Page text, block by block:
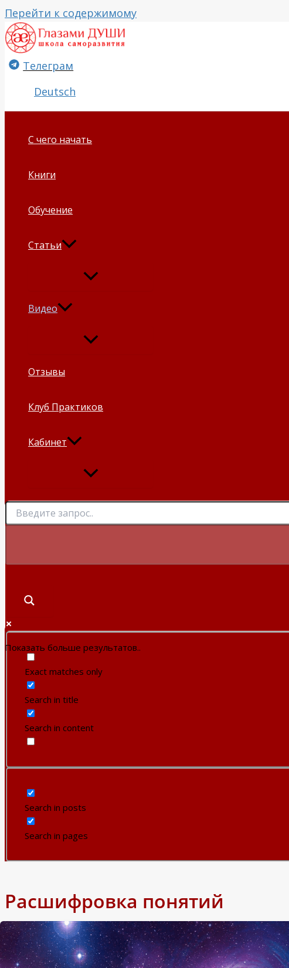
Перейти к содержимому
Телеграм
Deutsch
С чего начать
Книги
Обучение
Статьи
Видео
Отзывы
Клуб Практиков
Кабинет
Показать больше результатов..
Exact matches only
Search in title
Search in content
Search in posts
Search in pages
Расшифровка понятий